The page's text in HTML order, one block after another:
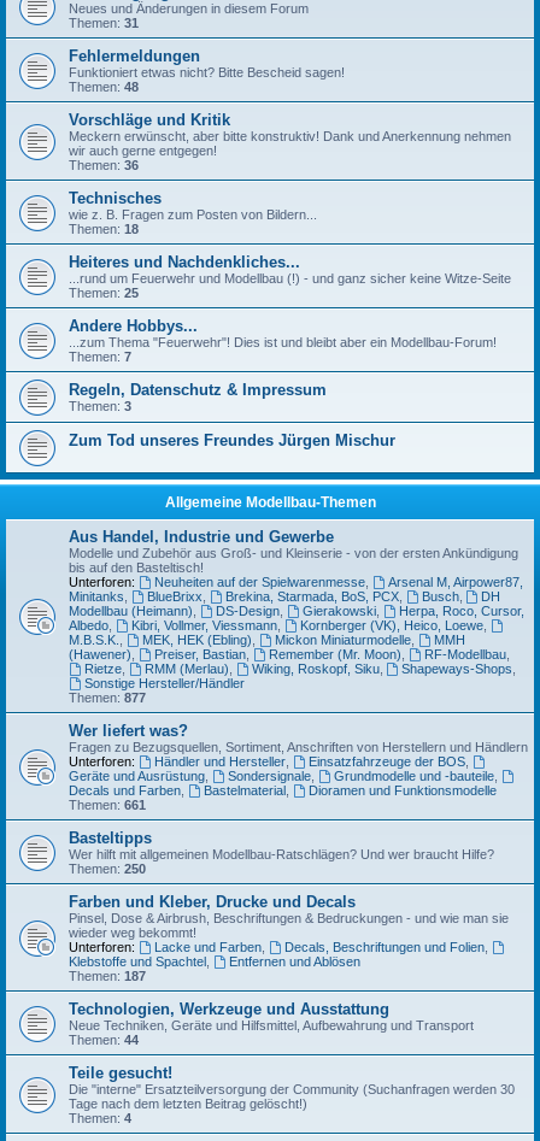
Neues und Änderungen in diesem Forum
Themen: 31
Fehlermeldungen
Funktioniert etwas nicht? Bitte Bescheid sagen!
Themen: 48
Vorschläge und Kritik
Meckern erwünscht, aber bitte konstruktiv! Dank und Anerkennung nehmen
wir auch gerne entgegen!
Themen: 36
Technisches
wie z. B. Fragen zum Posten von Bildern...
Themen: 18
Heiteres und Nachdenkliches...
...rund um Feuerwehr und Modellbau (!) - und ganz sicher keine Witze-Seite
Themen: 25
Andere Hobbys...
...zum Thema "Feuerwehr"! Dies ist und bleibt aber ein Modellbau-Forum!
Themen: 7
Regeln, Datenschutz & Impressum
Themen: 3
Zum Tod unseres Freundes Jürgen Mischur
Allgemeine Modellbau-Themen
Aus Handel, Industrie und Gewerbe
Modelle und Zubehör aus Groß- und Kleinserie - von der ersten Ankündigung
bis auf den Basteltisch!
Unterforen:
Neuheiten auf der Spielwarenmesse,
Arsenal M, Airpower87,
Minitanks
BlueBrixx Brekina, Starmada, BoS, PCX, Busch,
DH
Modellbau (Heimann)
DS-Design, Gierakowski,
Herpa, Roco, Cursor,
Albedo
Kibri, Vollmer, Viessmann, Kornberger (VK), Heico, Loewe,
M.B.S.K.
MEK, HEK (Ebling) Mickon Miniaturmodelle,
MMH
(Hawener)
Preiser, Bastian, Remember (Mr. Moon) RF-Modellbau,
Rietze, RMM (Merlau) Wiking, Roskopf, Siku, Shapeways-Shops
Sonstige Hersteller/Händler
Themen: 877
Wer liefert was?
Fragen zu Bezugsquellen, Sortiment, Anschriften von Herstellern und Händlern
Unterforen:
Händler und Hersteller, Einsatzfahrzeuge der BOS,
Geräte und Ausrüstung
Sondersignale, Grundmodelle und -bauteile,
Decals und Farben
Bastelmaterial,
Dioramen und Funktionsmodelle
Themen: 661
Basteltipps
Wer hilft mit allgemeinen Modellbau-Ratschlägen? Und wer braucht Hilfe?
Themen: 250
Farben und Kleber, Drucke und Decals
Pinsel, Dose & Airbrush, Beschriftungen & Bedruckungen - und wie man sie
wieder weg bekommt!
Unterforen:
Lacke und Farben, Decals, Beschriftungen und Folien,
Klebstoffe und Spachtel
Entfernen und Ablösen
Themen: 187
Technologien, Werkzeuge und Ausstattung
Neue Techniken, Geräte und Hilfsmittel, Aufbewahrung und Transport
Themen: 44
Teile gesucht!
Die "interne" Ersatzteilversorgung der Community (Suchanfragen werden 30
Tage nach dem letzten Beitrag gelöscht!)
Themen: 4